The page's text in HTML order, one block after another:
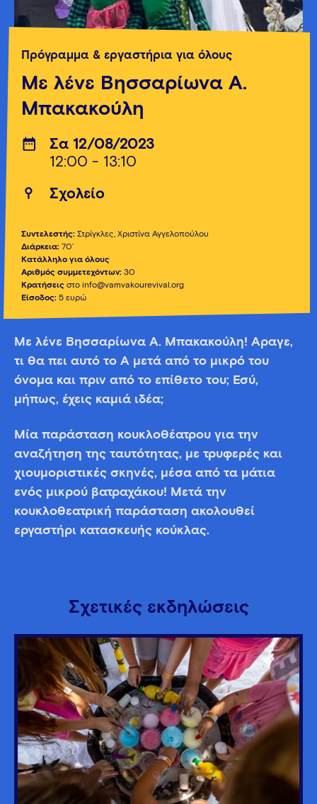
Πρόγραμμα & εργαστήρια για όλους
Με λένε Βησσαρίωνα Α.
Μπακακούλη
Σα 12/08/2023
12:00 - 13:10
Σχολείο
Συντελεστής: Στρίγκλες, Χριστίνα Αγγελοπούλου
Διάρκεια: 70’
Κατάλληλο για όλους
Αριθμός συμμετεχόντων: 30
Κρατήσεις στο info@vamvakourevival.org
Είσοδος: 5 ευρώ
Με λένε Βησσαρίωνα Α. Μπακακούλη! Άραγε,
τι θα πει αυτό το Α μετά από το μικρό του
όνομα και πριν από το επίθετο του; Εσύ,
μήπως, έχεις καμιά ιδέα;
Μία παράσταση κουκλοθέατρου για την
αναζήτηση της ταυτότητας, με τρυφερές και
χιουμοριστικές σκηνές, μέσα από τα μάτια
ενός μικρού βατραχάκου! Μετά την
κουκλοθεατρική παράσταση ακολουθεί
εργαστήρι κατασκευής κούκλας.
Σχετικές εκδηλώσεις